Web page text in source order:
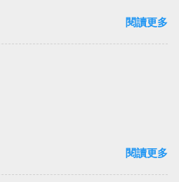
是一件沉重的事。#超譯尼采 — 中
May 23, 2023
閱讀更多
閱讀更多